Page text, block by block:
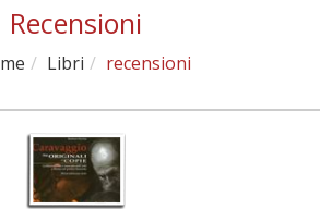
Recensioni
Libri recensioni